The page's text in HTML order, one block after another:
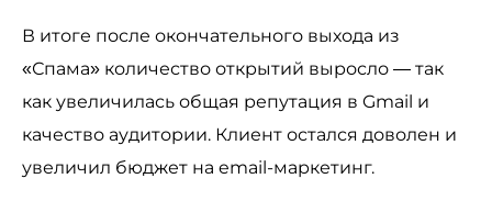
В итоге после окончательного выхода из
«Спама» количество открытий выросло — так
как увеличилась общая репутация в Gmail и
качество аудитории. Клиент остался доволен и
увеличил бюджет на email-маркетинг.